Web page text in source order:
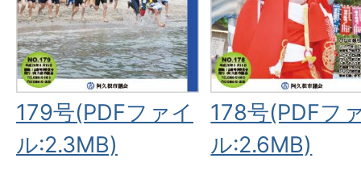
179号(PDFファイ
ル:2.3MB)
178号(PDFフ
ル:2.6MB)